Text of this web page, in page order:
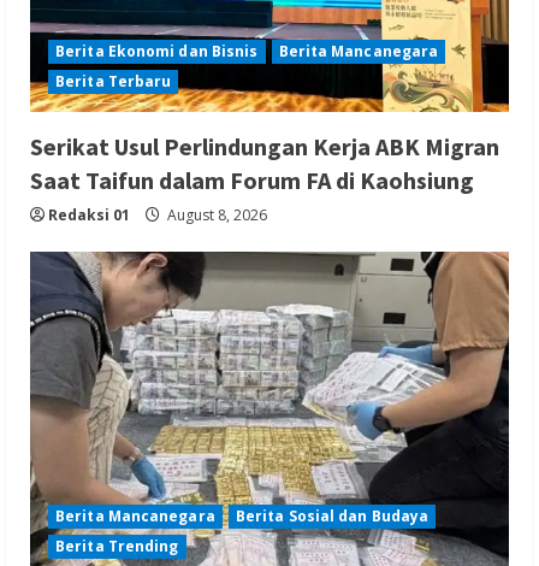
Berita Ekonomi dan Bisnis
Berita Mancanegara
Berita Terbaru
Serikat Usul Perlindungan Kerja ABK Migran
Saat Taifun dalam Forum FA di Kaohsiung
Redaksi 01 August 8, 2026
Berita Mancanegara
Berita Sosial dan Budaya
Berita Trending